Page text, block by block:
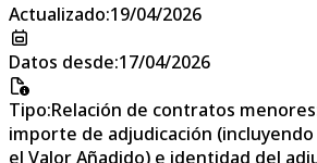
Actualizado:19/04/2026
Datos desde:17/04/2026
Tipo:Relación de contratos
importe de adjudicación
el Valor Añadido) e identidad del